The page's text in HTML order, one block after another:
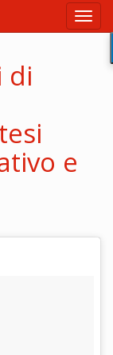
di
e